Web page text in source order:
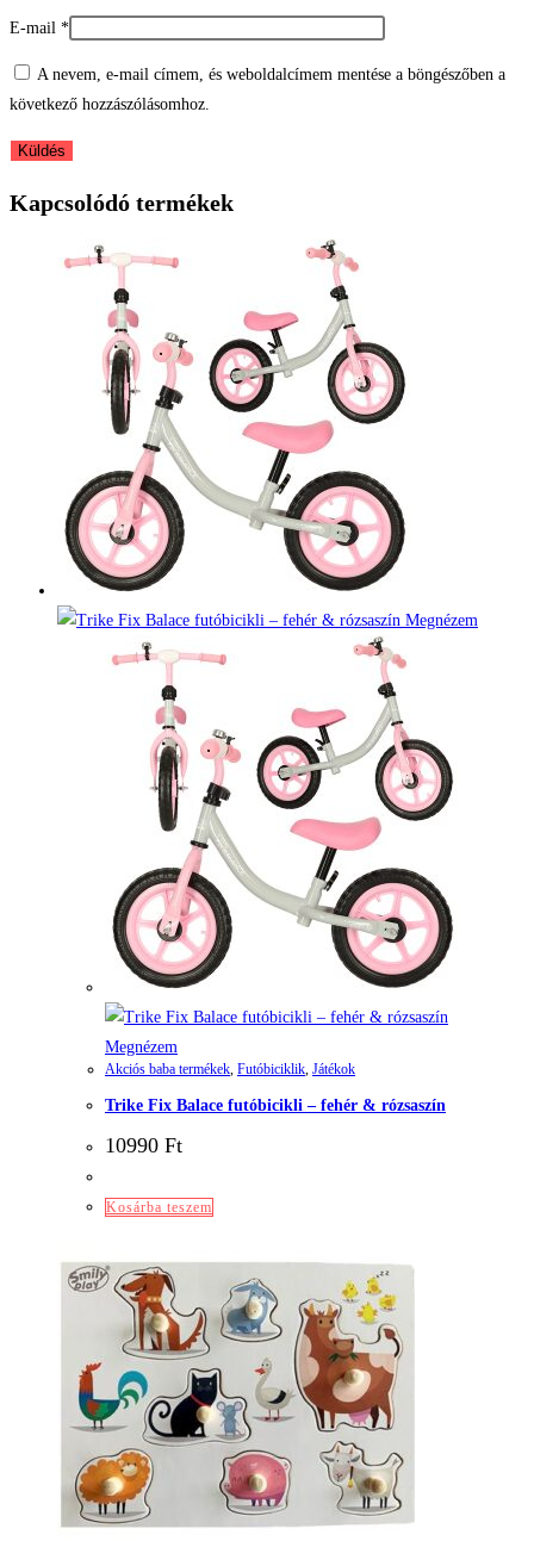
E-mail *
A nevem, e-mail címem, és weboldalcímem mentése a böngészőben a
következő hozzászólásomhoz.
Kapcsolódó termékek
Megnézem
Megnézem
Akciós baba termékek, Futóbiciklik, Játékok
Trike Fix Balace futóbicikli – fehér & rózsaszín
10990 Ft
Kosárba teszem